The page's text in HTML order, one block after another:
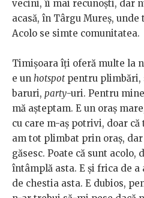
vecini, îi mai recunoști, dar
acasă, în Târgu Mureș,
Acolo se simte comunitatea.
Timișoara îți oferă multe la
e un hotspotpentru plimbări,
baruri, party-uri. Pentru
mă așteptam. E un oraș
cu care m-aș potrivi, doar că
am tot plimbat prin oraș,
găsesc. Poate că sunt acolo,
întâmplă asta. E și frica de a
de chestia asta. E dubios,